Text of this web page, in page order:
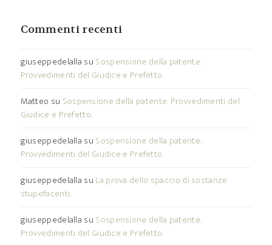
Commenti recenti
giuseppedelalla su Sospensione della patente.
Provvedimenti del Giudice e Prefetto.
Matteo su Sospensione della patente. Provvedimenti del
Giudice e Prefetto.
giuseppedelalla su Sospensione della patente.
Provvedimenti del Giudice e Prefetto.
giuseppedelalla su La prova dello spaccio di sostanze
stupefacenti.
giuseppedelalla su Sospensione della patente.
Provvedimenti del Giudice e Prefetto.